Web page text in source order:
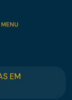
MENU
EM